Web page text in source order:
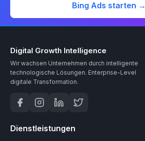
Bing Ads starten →
Digital Growth Intelligence
Wir wachsen Unternehmen durch intelligente
technologische Lösungen. Enterprise-Level
digitale Transformation.
Dienstleistungen